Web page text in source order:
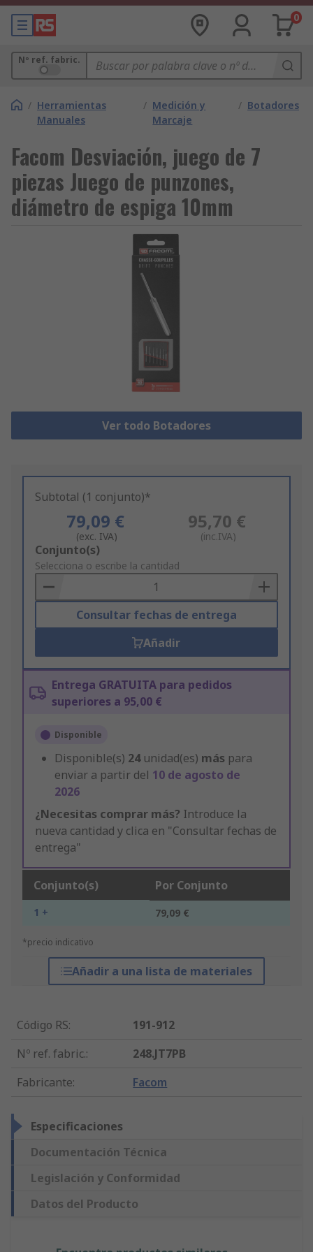
0
Nº ref. fabric.
/ Herramientas
Manuales
/ Medición y
Marcaje
/ Botadores
Facom Desviación, juego de 7
piezas Juego de punzones,
diámetro de espiga 10mm
Ver todo Botadores
Subtotal (1 conjunto)*
79,09 €
(exc. IVA)
95,70 €
(inc.IVA)
Add
to
Basket
Conjunto(s)
Selecciona o escribe la cantidad
Consultar fechas de entrega
Añadir
Entrega GRATUITA para pedidos
superiores a 95,00 €
Disponible
Disponible(s) 24 unidad(es) más para
enviar a partir del 10 de agosto de
2026
¿Necesitas comprar más? Introduce la
nueva cantidad y clica en "Consultar fechas de
entrega"
Conjunto(s) Por Conjunto
1 + 79,09 €
*precio indicativo
Añadir a una lista de materiales
Código RS:
191-912
Nº ref. fabric.:
248.JT7PB
Fabricante: Facom
Especificaciones
Documentación Técnica
Legislación y Conformidad
Datos del Producto